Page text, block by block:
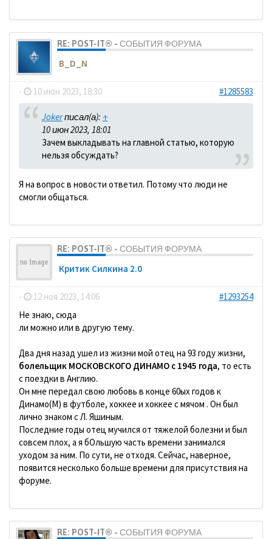
RE: POST-IT® - СОБЫТИЯ ФОРУМА
B_D_N
- 10 июн 2023, 18:30 #1285583
Jokerписал(а): ↑
10 июн 2023, 18:01
Зачем выкладывать на главной статью, которую
нельзя обсуждать?
Я на вопрос в новости ответил. Потому что люди не
смогли общаться.
RE: POST-IT® - СОБЫТИЯ ФОРУМА
Критик Силкина 2.0
- 12 ноя 2023, 14:06
#1293254
Не знаю, сюда
ли можно или в другую тему.
Два дня назад ушел из жизни мой отец на 93 году жизни,
болельщик МОСКОВСКОГО ДИНАМО с 1945 года, то есть
с поездки в Англию.
Он мне передал свою любовь в конце 60ых годов к
Динамо(М) в футболе, хоккее и хоккее с мячом . Он был
лично знаком с Л. Яшиным.
Последние годы отец мучился от тяжелой болезни и был
совсем плох, а я бОльшую часть времени занимался
уходом за ним. По сути, не отходя. Сейчас, наверное,
появится несколько больше времени для присутствия на
форуме.
RE: POST-IT® - СОБЫТИЯ ФОРУМА